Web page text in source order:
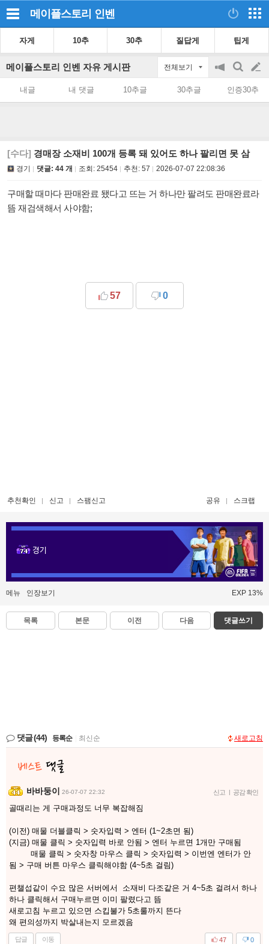
메이플스토리 인벤
자게 10추 30추 질답게 팁게
메이플스토리 인벤 자유 게시판 전체보기
공
on/off
검
색
글
쓰
내글 내 댓글 10추글 30추글 인증30추
[수다] 경매장 소재비 100개 등록 돼 있어도 하나 팔리면 못 삼
경기 댓글: 44 개 조회: 25454 추천: 57 2026-07-07 22:08:36
구매할 때마다 판매완료 됐다고 뜨는 거 하나만 팔려도 판매완료라
뜸 재검색해서 사야함;
57 0
추천확인 신고 스팸신고 공유 스크랩
경기
메뉴 인장보기 EXP 13%
목록 본문 이전 다음 댓글쓰기
댓글(44) 등록순 최신순 새로고침
바바둥이 26-07-07 22:32 신고 | 공감 확인
골때리는 게 구매과정도 너무 복잡해짐
(이전) 매물 더블클릭 > 숫자입력 > 엔터 (1~2초면 됨)
(지금) 매물 클릭 > 숫자입력 바로 안됨 > 엔터 누르면 1개만 구매됨
매물 클릭 > 숫자창 마우스 클릭 > 숫자입력 > 이번엔 엔터가 안
됨 > 구매 버튼 마우스 클릭해야함 (4~5초 걸림)
편챌섭같이 수요 많은 서버에서 소재비 다조같은 거 4~5초 걸려서 하나
하나 클릭해서 구매누르면 이미 팔렸다고 뜸
새로고침 누르고 있으면 스킵불가 5초룰까지 뜬다
왜 편의성까지 박살내는지 모르겠음
답글 이동 0
47